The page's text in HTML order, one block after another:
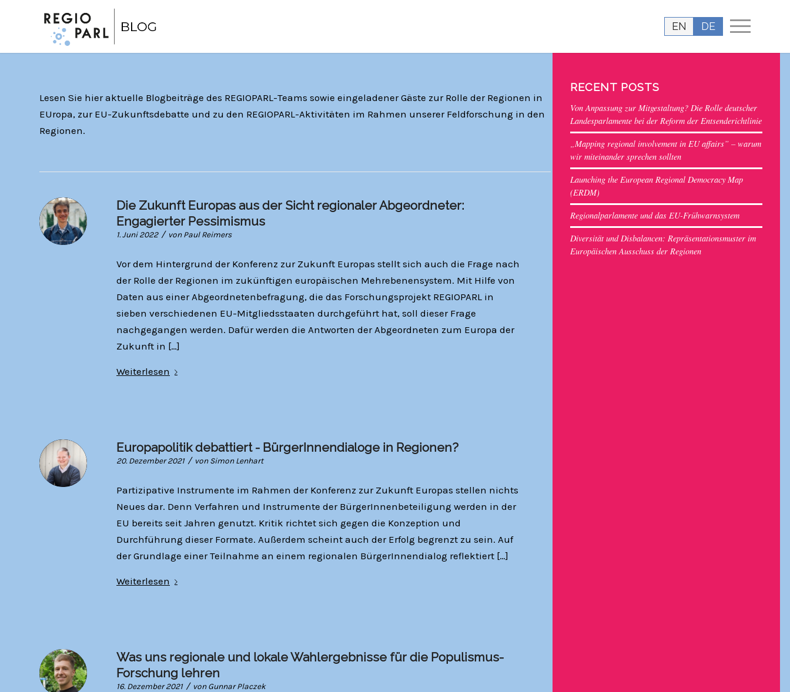
Lesen Sie hier aktuelle Blogbeiträge des REGIOPARL-Teams sowie eingeladener Gäste zur Rolle der Regionen in
EUropa, zur EU-Zukunftsdebatte und zu den REGIOPARL-Aktivitäten im Rahmen unserer Feldforschung in den
Regionen.
Die Zukunft Europas aus der Sicht regionaler Abgeordneter:
Engagierter Pessimismus
1. Juni 2022 / vonPaul Reimers
Vor dem Hintergrund der Konferenz zur Zukunft Europas stellt sich auch die Frage nach
der Rolle der Regionen im zukünftigen europäischen Mehrebenensystem. Mit Hilfe von
Daten aus einer Abgeordnetenbefragung, die das Forschungsprojekt REGIOPARL in
sieben verschiedenen EU-Mitgliedsstaaten durchgeführt hat, soll dieser Frage
nachgegangen werden. Dafür werden die Antworten der Abgeordneten zum Europa der
Zukunft in […]
Weiterlesen
Europapolitik debattiert - BürgerInnendialoge in Regionen?
20. Dezember 2021 / vonSimon Lenhart
Partizipative Instrumente im Rahmen der Konferenz zur Zukunft Europas stellen nichts
Neues dar. Denn Verfahren und Instrumente der BürgerInnenbeteiligung werden in der
EU bereits seit Jahren genutzt. Kritik richtet sich gegen die Konzeption und
Durchführung dieser Formate. Außerdem scheint auch der Erfolg begrenzt zu sein. Auf
der Grundlage einer Teilnahme an einem regionalen BürgerInnendialog reflektiert […]
Weiterlesen
Was uns regionale und lokale Wahlergebnisse für die Populismus-
Forschung lehren
16. Dezember 2021 / vonGunnar Placzek
RECENT POSTS
Von Anpassung zur Mitgestaltung? Die Rolle deutscher
Landesparlamente bei der Reform der Entsenderichtlinie
„Mapping regional involvement in EU affairs” – warum
wir miteinander sprechen sollten
Launching the European Regional Democracy Map
(ERDM)
Regionalparlamente und das EU-Frühwarnsystem
Diversität und Disbalancen: Repräsentationsmuster im
Europäischen Ausschuss der Regionen
EN DE